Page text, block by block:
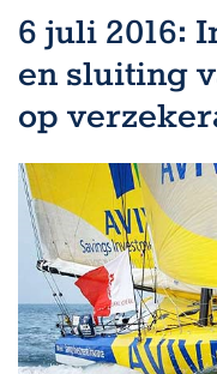
6 juli 2016:
en sluiting
op